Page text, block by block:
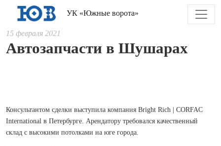
УК «Южные ворота»
15 февраля 2021
Автозапчасти в Шушарах
Консультантом сделки выступила компания Bright Rich | CORFAC
International в Петербурге. Арендатору требовался качественный
склад с высокими потолками на юге города.